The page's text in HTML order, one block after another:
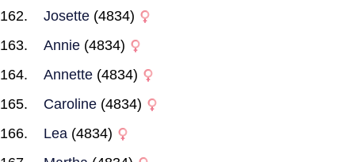
Josette (4834)
Annie (4834)
Annette (4834)
Caroline (4834)
Lea (4834)